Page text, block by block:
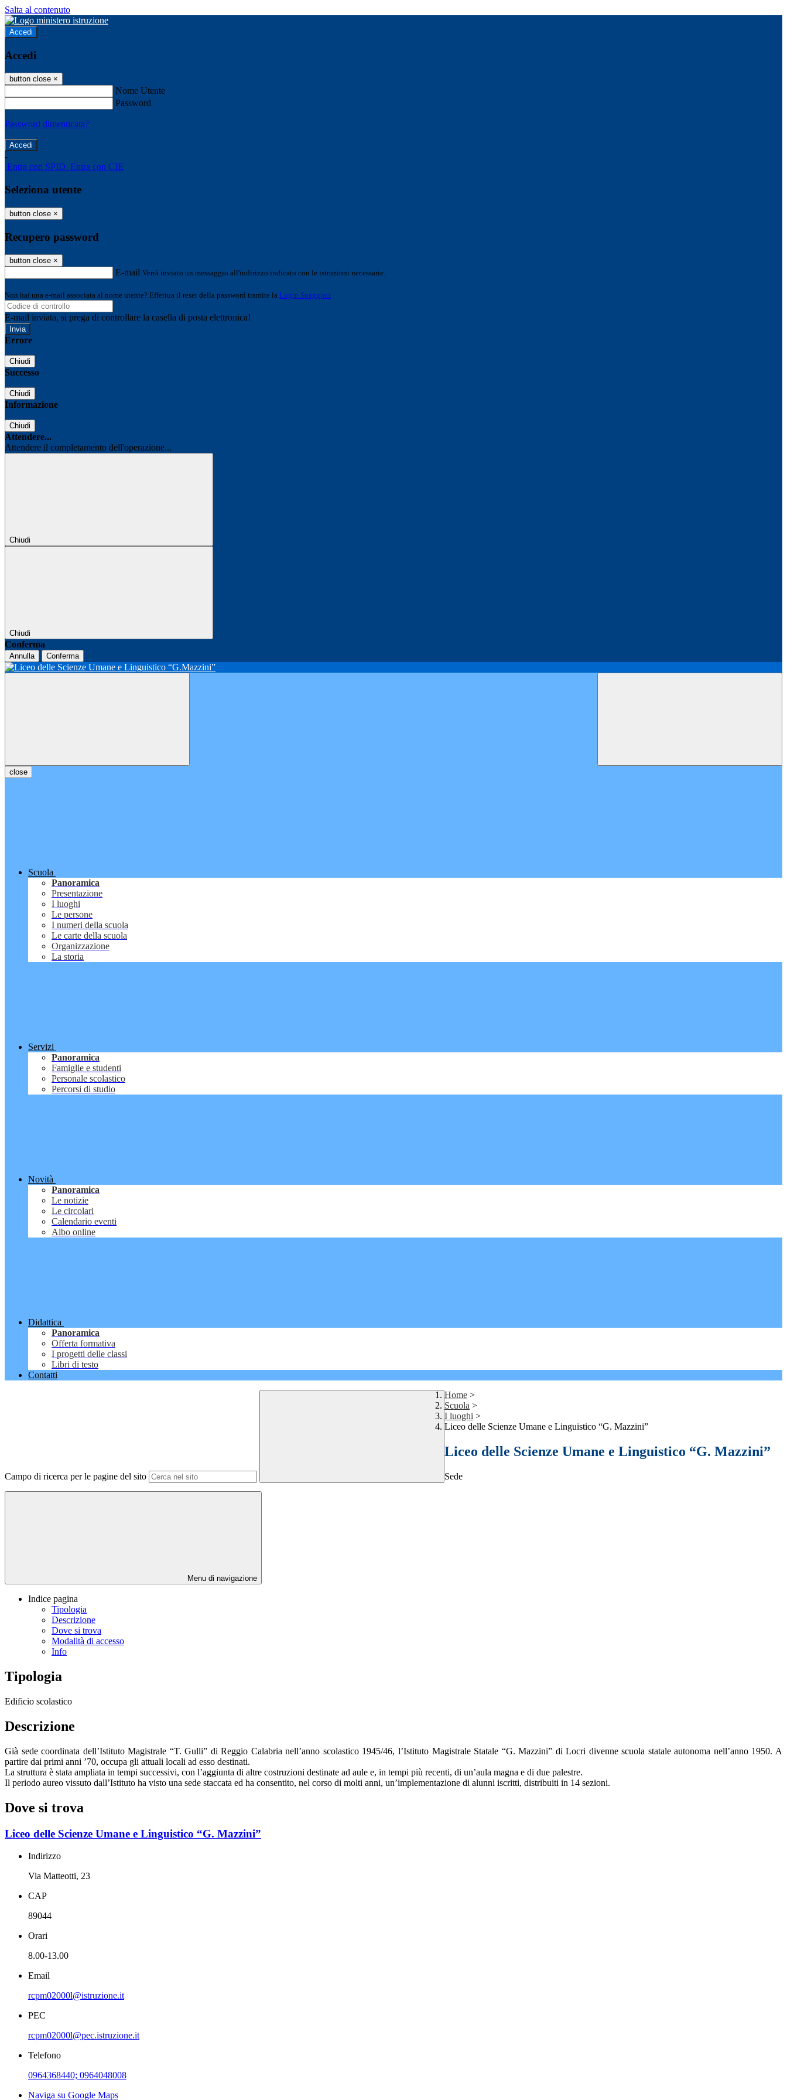
Salta al contenuto
Accedi
Accedi
button close ×
Nome Utente
Password
Password dimenticata?
-
Entra con SPID Entra con CIE
Seleziona utente
button close ×
Recupero password
button close ×
E-mail Verrà inviato un messaggio all'indirizzo indicato con le istruzioni necessarie.
Non hai una e-mail associata al nome utente? Effettua il reset della password tramite la Login Spaggiari
E-mail inviata, si prega di controllare la casella di posta elettronica!
Errore
Chiudi
Successo
Chiudi
Informazione
Chiudi
Attendere...
Attendere il completamento dell'operazione...
Chiudi
Chiudi
Conferma
Annulla Conferma
close
Scuola
Panoramica
Presentazione
I luoghi
Le persone
I numeri della scuola
Le carte della scuola
Organizzazione
La storia
Servizi
Panoramica
Famiglie e studenti
Personale scolastico
Percorsi di studio
Novità
Panoramica
Le notizie
Le circolari
Calendario eventi
Albo online
Didattica
Panoramica
Offerta formativa
I progetti delle classi
Libri di testo
Contatti
Campo di ricerca per le pagine del sito
Home >
Scuola >
I luoghi >
Liceo delle Scienze Umane e Linguistico “G. Mazzini”
Liceo delle Scienze Umane e Linguistico “G. Mazzini”
Sede
Menu di navigazione
Indice pagina
Tipologia
Descrizione
Dove si trova
Modalità di accesso
Info
Tipologia
Edificio scolastico
Descrizione
Già sede coordinata dell’Istituto Magistrale “T. Gulli” di Reggio Calabria nell’anno scolastico 1945/46, l’Istituto Magistrale Statale “G. Mazzini” di Locri divenne scuola statale autonoma nell’anno 1950. A
partire dai primi anni ’70, occupa gli attuali locali ad esso destinati.
La struttura è stata ampliata in tempi successivi, con l’aggiunta di altre costruzioni destinate ad aule e, in tempi più recenti, di un’aula magna e di due palestre.
Il periodo aureo vissuto dall’Istituto ha visto una sede staccata ed ha consentito, nel corso di molti anni, un’implementazione di alunni iscritti, distribuiti in 14 sezioni.
Dove si trova
Liceo delle Scienze Umane e Linguistico “G. Mazzini”
Indirizzo
Via Matteotti, 23
CAP
89044
Orari
8.00-13.00
Email
rcpm02000l@istruzione.it
PEC
rcpm02000l@pec.istruzione.it
Telefono
0964368440; 0964048008
Naviga su Google Maps